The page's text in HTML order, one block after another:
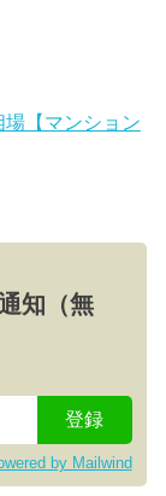
【マンション
知（無
by Mailwind